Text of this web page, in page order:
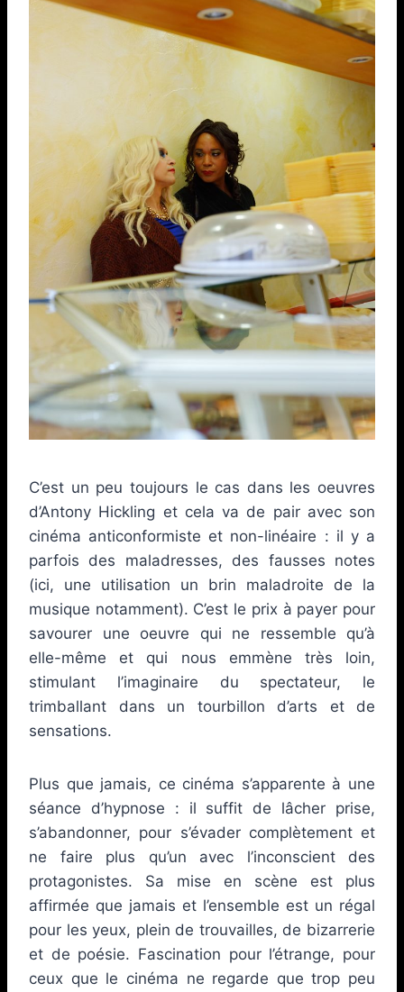
C’est un peu toujours le cas dans les oeuvres
d’Antony Hickling et cela va de pair avec son
cinéma anticonformiste et non-linéaire : il y a
parfois des maladresses, des fausses notes
(ici, une utilisation un brin maladroite de la
musique notamment). C’est le prix à payer pour
savourer une oeuvre qui ne ressemble qu’à
elle-même et qui nous emmène très loin,
stimulant l’imaginaire du spectateur, le
trimballant dans un tourbillon d’arts et de
sensations.
Plus que jamais, ce cinéma s’apparente à une
séance d’hypnose : il suffit de lâcher prise,
s’abandonner, pour s’évader complètement et
ne faire plus qu’un avec l’inconscient des
protagonistes. Sa mise en scène est plus
affirmée que jamais et l’ensemble est un régal
pour les yeux, plein de trouvailles, de bizarrerie
et de poésie. Fascination pour l’étrange, pour
ceux que le cinéma ne regarde que trop peu